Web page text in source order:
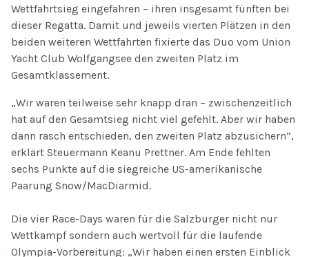
Wettfahrtsieg eingefahren – ihren insgesamt fünften bei
dieser Regatta. Damit und jeweils vierten Plätzen in den
beiden weiteren Wettfahrten fixierte das Duo vom Union
Yacht Club Wolfgangsee den zweiten Platz im
Gesamtklassement.
„Wir waren teilweise sehr knapp dran – zwischenzeitlich
hat auf den Gesamtsieg nicht viel gefehlt. Aber wir haben
dann rasch entschieden, den zweiten Platz abzusichern“,
erklärt Steuermann Keanu Prettner. Am Ende fehlten
sechs Punkte auf die siegreiche US-amerikanische
Paarung Snow/MacDiarmid.
Die vier Race-Days waren für die Salzburger nicht nur
Wettkampf sondern auch wertvoll für die laufende
Olympia-Vorbereitung: „Wir haben einen ersten Einblick